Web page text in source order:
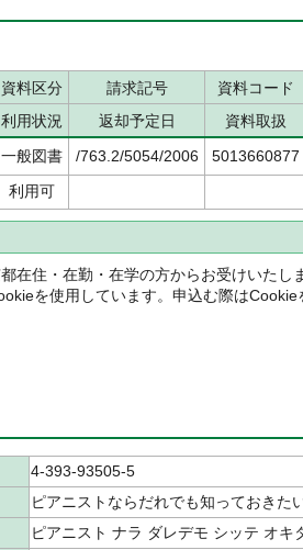
資料区分 請求記号 資料コード
利用状況 返却予定日 資料取扱
一般図書 /763.2/5054/2006 5013660877
利用可
在住・在勤・在学の方からお受けいたし
を使用しています。申込む際はCookie
4-393-93505-5
ピアニストならだれでも知っておきた
ピアニスト ナラ ダレデモ シッテ オキ